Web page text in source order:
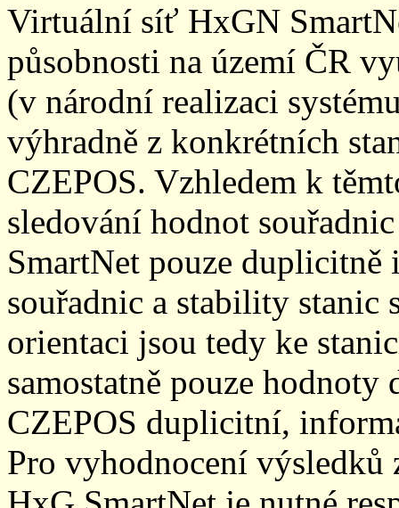
Virtuální síť HxGN
působnosti na území ČR
(v národní realizaci
výhradně z konkrétních
CZEPOS. Vzhledem k
sledování hodnot
SmartNet pouze
souřadnic a stability stanic
orientaci jsou tedy ke
samostatně pouze
CZEPOS duplicitní,
Pro vyhodnocení